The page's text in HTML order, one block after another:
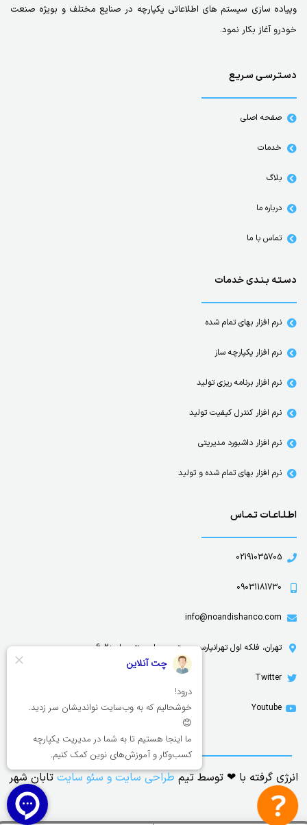
وپیاده سازی سیستم های اطلاعاتی یکپارچه در صنایع مختلف و بویژه صنعت
خودرو آغاز بکار نمود.
دسـتـرسـی سـریـع
صفحه اصلی
خدمات
بلاگ
درباره ما
تماس با ما
دسـتـه بـنـدی خدمات
نرم افزار بهای تمام شده
نرم افزار یکپارچه ساز
نرم افزار برنامه ریزی تولید
نرم افزار کنترل کیفیت تولید
نرم افزار داشبورد مدیریتی
نرم افزار بهای تمام شده و تولید
اطـلـاعـات تـمـاس
02191035705
09031181730
info@noandishanco.com
تهران، فلکه اول تهرانپارس، مجتمع سیلورسنتر، واحد602
Twitter
Youtube
انرژی گرفته با ❤ توسط تیمطراحی سایتوسئو سایتتابان شهر